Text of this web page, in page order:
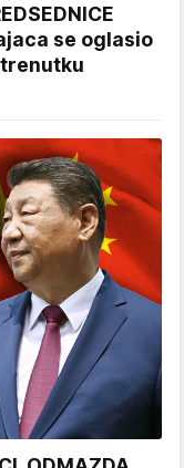
se oglasio
trenutku